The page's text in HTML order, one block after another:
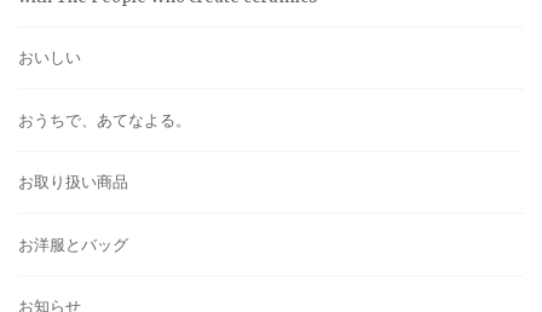
おいしい
おうちで、あてなよる。
お取り扱い商品
お洋服とバッグ
お知らせ